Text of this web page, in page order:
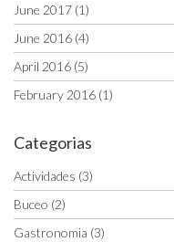
June 2017 (1)
June 2016 (4)
April 2016 (5)
February 2016 (1)
Categorias
Actividades (3)
Buceo (2)
Gastronomia (3)